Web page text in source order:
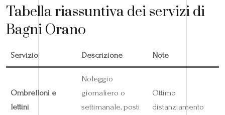
Tabella riassuntiva dei servizi di
Bagni Orano
Servizio Descrizione Note
Ombrelloni e
lettini
Noleggio
giornaliero o
settimanale, posti
Ottimo
distanziamento